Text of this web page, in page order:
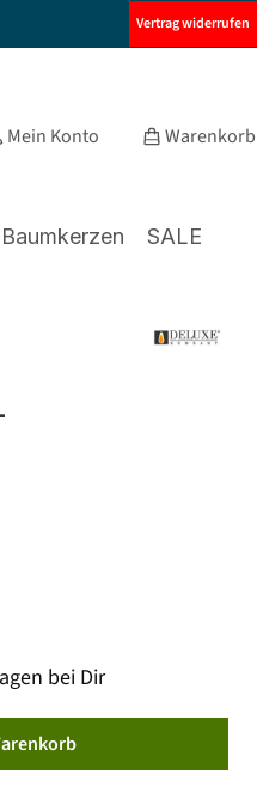
Vertrag widerrufen
Mein Konto Warenkorb
Baumkerzen SALE
bei Dir